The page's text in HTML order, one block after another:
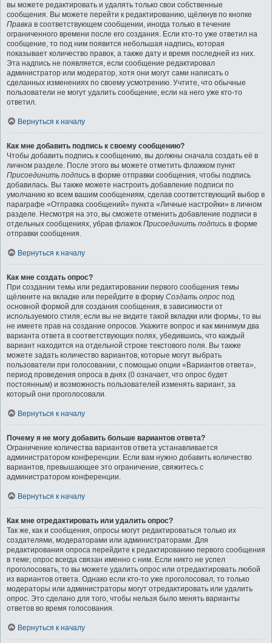
вы можете редактировать и удалять только свои собственные
сообщения. Вы можете перейти к редактированию, щёлкнув по кнопке
Правка в соответствующем сообщении, иногда только в течение
ограниченного времени после его создания. Если кто-то уже ответил на
сообщение, то под ним появится небольшая надпись, которая
показывает количество правок, а также дату и время последней из них.
Эта надпись не появляется, если сообщение редактировал
администратор или модератор, хотя они могут сами написать о
сделанных изменениях по своему усмотрению. Учтите, что обычные
пользователи не могут удалить сообщение, если на него уже кто-то
ответил.
Вернуться к началу
Как мне добавить подпись к своему сообщению?
Чтобы добавить подпись к сообщению, вы должны сначала создать её в
личном разделе. После этого вы можете отметить флажком пункт
Присоединить подпись в форме отправки сообщения, чтобы подпись
добавилась. Вы также можете настроить добавление подписи по
умолчанию ко всем вашим сообщениям, сделав соответствующий выбор в
параграфе «Отправка сообщений» пункта «Личные настройки» в личном
разделе. Несмотря на это, вы сможете отменить добавление подписи в
отдельных сообщениях, убрав флажок Присоединить подпись в форме
отправки сообщения.
Вернуться к началу
Как мне создать опрос?
При создании темы или редактировании первого сообщения темы
щёлкните на вкладке или перейдите в форму Создать опрос под
основной формой для создания сообщения, в зависимости от
используемого стиля; если вы не видите такой вкладки или формы, то вы
не имеете прав на создание опросов. Укажите вопрос и как минимум два
варианта ответа в соответствующих полях, убедившись, что каждый
вариант находится на отдельной строке текстового поля. Вы также
можете задать количество вариантов, которые могут выбрать
пользователи при голосовании, с помощью опции «Вариантов ответа»,
период проведения опроса в днях (0 означает, что опрос будет
постоянным) и возможность пользователей изменять вариант, за
который они проголосовали.
Вернуться к началу
Почему я не могу добавить больше вариантов ответа?
Ограничение количества вариантов ответа устанавливается
администратором конференции. Если вам нужно добавить количество
вариантов, превышающее это ограничение, свяжитесь с
администратором конференции.
Вернуться к началу
Как мне отредактировать или удалить опрос?
Так же, как и сообщения, опросы могут редактироваться только их
создателями, модераторами или администраторами. Для
редактирования опроса перейдите к редактированию первого сообщения
в теме; опрос всегда связан именно с ним. Если никто не успел
проголосовать, то вы можете удалить опрос или отредактировать любой
из вариантов ответа. Однако если кто-то уже проголосовал, то только
модераторы или администраторы могут отредактировать или удалить
опрос. Это сделано для того, чтобы нельзя было менять варианты
ответов во время голосования.
Вернуться к началу